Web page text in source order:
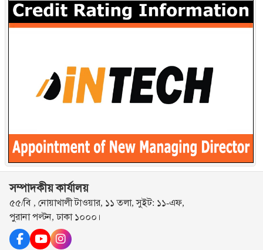
সম্পাদকীয় কার্যালয়
৫৫/বি , নোয়াখালী টাওয়ার, ১১ তলা, সুইট: ১১-এফ,
পুরানা পল্টন, ঢাকা ১০০০।